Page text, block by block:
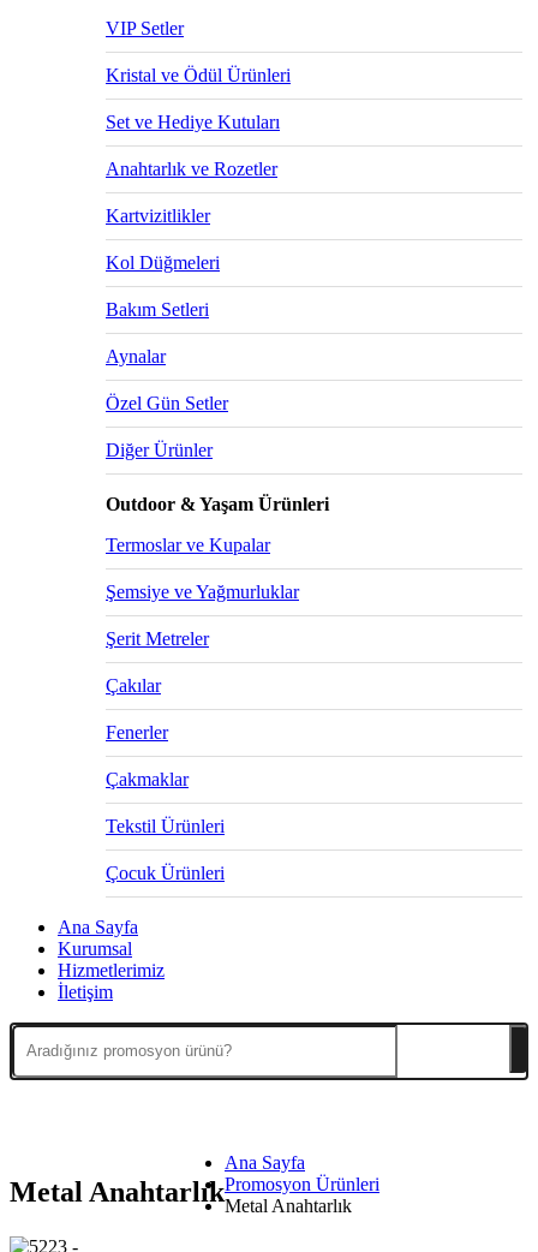
VIP Setler
Kristal ve Ödül Ürünleri
Set ve Hediye Kutuları
Anahtarlık ve Rozetler
Kartvizitlikler
Kol Düğmeleri
Bakım Setleri
Aynalar
Özel Gün Setler
Diğer Ürünler
Outdoor & Yaşam Ürünleri
Termoslar ve Kupalar
Şemsiye ve Yağmurluklar
Şerit Metreler
Çakılar
Fenerler
Çakmaklar
Tekstil Ürünleri
Çocuk Ürünleri
Ana Sayfa
Kurumsal
Hizmetlerimiz
İletişim
Metal Anahtarlık
Ana Sayfa
Promosyon Ürünleri
Metal Anahtarlık